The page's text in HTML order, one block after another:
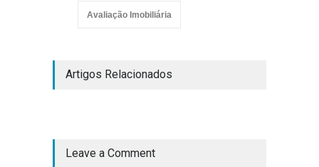
Avaliação Imobiliária
Artigos Relacionados
Leave a Comment